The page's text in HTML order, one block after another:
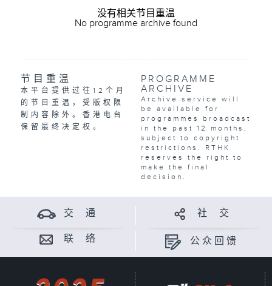
没有相关节目重温
No programme archive found
节目重温
本平台提供过往12个月
的节目重温，受版权限
制内容除外。香港电台
保留最终决定权。
PROGRAMME
ARCHIVE
Archive service will
be available for
programmes broadcast
in the past 12 months,
subject to copyright
restrictions. RTHK
reserves the right to
make the final
decision.
交 通 社 交
联 络 公众回馈